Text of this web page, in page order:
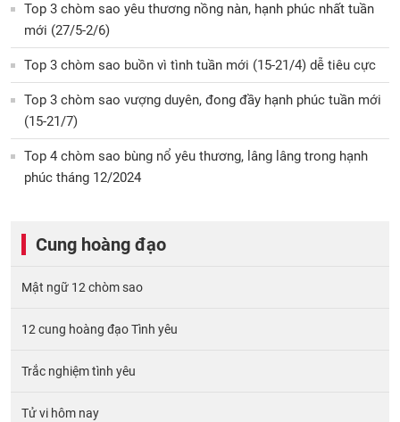
Top 3 chòm sao yêu thương nồng nàn, hạnh phúc nhất tuần
mới (27/5-2/6)
Top 3 chòm sao buồn vì tình tuần mới (15-21/4) dễ tiêu cực
Top 3 chòm sao vượng duyên, đong đầy hạnh phúc tuần mới
(15-21/7)
Top 4 chòm sao bùng nổ yêu thương, lâng lâng trong hạnh
phúc tháng 12/2024
Cung hoàng đạo
Mật ngữ 12 chòm sao
12 cung hoàng đạo Tình yêu
Trắc nghiệm tình yêu
Tử vi hôm nay